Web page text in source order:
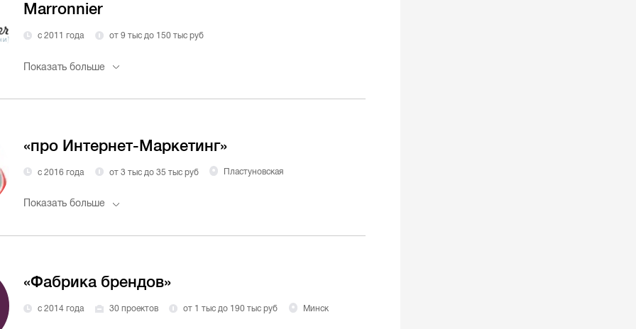
Marronnier
с 2011 года от 9 тыс до 150 тыс руб
Показать больше
«про Интернет-Маркетинг»
с 2016 года от 3 тыс до 35 тыс руб Пластуновская
Показать больше
«Фабрика брендов»
с 2014 года 30 проектов от 1 тыс до 190 тыс руб Минск